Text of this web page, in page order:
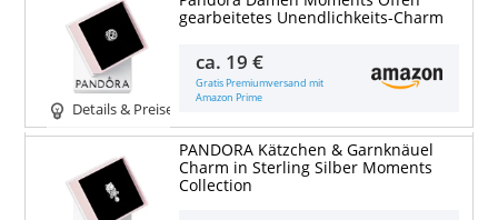
Details & Preise
gearbeitetes Unendlichkeits-Charm
ca. 19 €
Gratis Premiumversand mit
Amazon Prime
PANDORA Kätzchen & Garnknäuel
Charm in Sterling Silber Moments
Collection